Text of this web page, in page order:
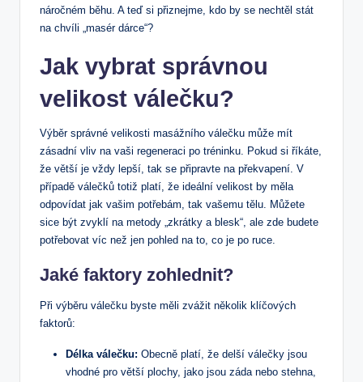
náročném běhu. A teď si přiznejme, kdo by se nechtěl stát
na chvíli „masér dárce“?
Jak vybrat správnou
velikost válečku?
Výběr správné velikosti masážního válečku může mít
zásadní vliv na vaši regeneraci po tréninku. Pokud si říkáte,
že větší je vždy lepší, tak se připravte na překvapení. V
případě válečků totiž platí, že ideální velikost by měla
odpovídat jak vašim potřebám, tak vašemu tělu. Můžete
sice být zvyklí na metody „zkrátky a blesk“, ale zde budete
potřebovat víc než jen pohled na to, co je po ruce.
Jaké faktory zohlednit?
Při výběru válečku byste měli zvážit několik klíčových
faktorů:
Délka válečku: Obecně platí, že delší válečky jsou
vhodné pro větší plochy, jako jsou záda nebo stehna,